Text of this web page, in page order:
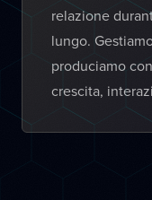
relazione
lungo.
produciamo
crescita,